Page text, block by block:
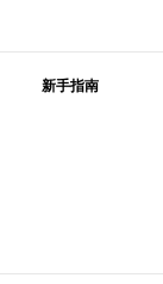
新手指南